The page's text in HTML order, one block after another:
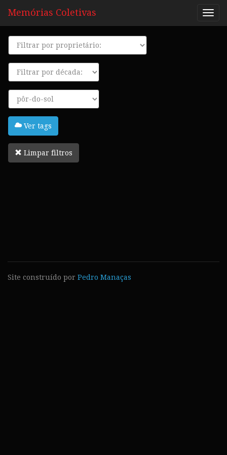
Memórias Coletivas
Proprietário
Década
Tags
Ver tags
Limpar filtros
Site construído por Pedro Manaças